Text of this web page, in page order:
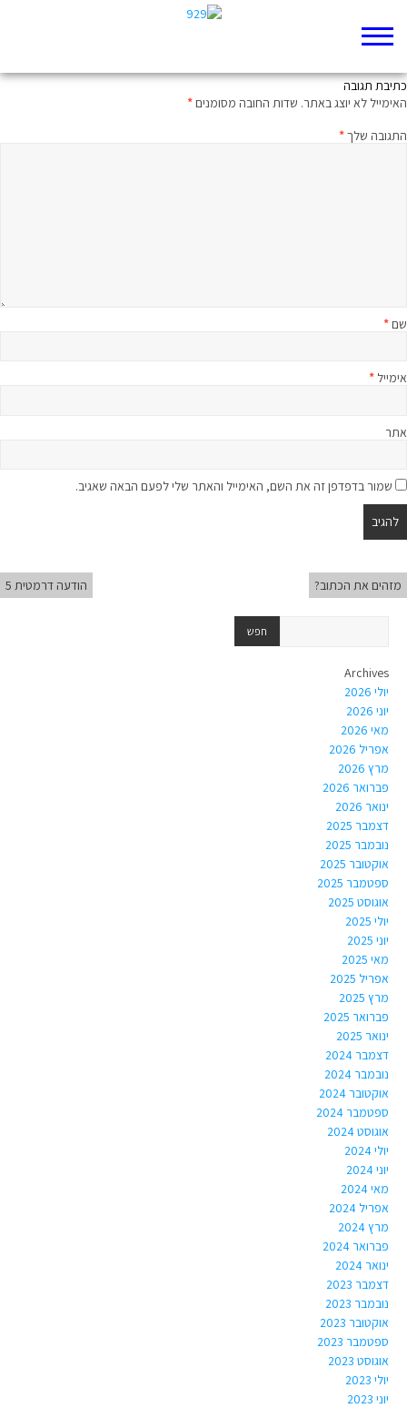
כתיבת תגובה
האימייל לא יוצג באתר. שדות החובה מסומנים*
התגובה שלך*
שם*
אימייל *
אתר
שמור בדפדפן זה את השם, האימייל והאתר שלי לפעם הבאה שאגיב.
מזהים את הכתוב? הודעה דרמטית 5
Archives
יולי 2026
יוני 2026
מאי 2026
אפריל 2026
מרץ 2026
פברואר 2026
ינואר 2026
דצמבר 2025
נובמבר 2025
אוקטובר 2025
ספטמבר 2025
אוגוסט 2025
יולי 2025
יוני 2025
מאי 2025
אפריל 2025
מרץ 2025
פברואר 2025
ינואר 2025
דצמבר 2024
נובמבר 2024
אוקטובר 2024
ספטמבר 2024
אוגוסט 2024
יולי 2024
יוני 2024
מאי 2024
אפריל 2024
מרץ 2024
פברואר 2024
ינואר 2024
דצמבר 2023
נובמבר 2023
אוקטובר 2023
ספטמבר 2023
אוגוסט 2023
יולי 2023
יוני 2023